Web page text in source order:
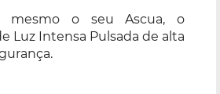
mesmo o seu Ascua, o
Luz Intensa Pulsada de alta